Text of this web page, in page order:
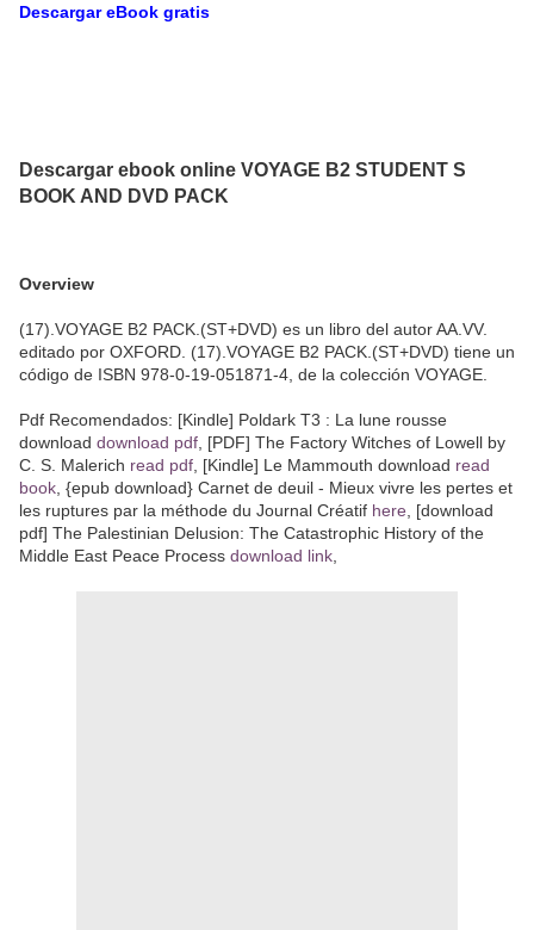
Descargar eBook gratis
Descargar ebook online VOYAGE B2 STUDENT S
BOOK AND DVD PACK
Overview
(17).VOYAGE B2 PACK.(ST+DVD) es un libro del autor AA.VV.
editado por OXFORD. (17).VOYAGE B2 PACK.(ST+DVD) tiene un
código de ISBN 978-0-19-051871-4, de la colección VOYAGE.
Pdf Recomendados: [Kindle] Poldark T3 : La lune rousse
download download pdf , [PDF] The Factory Witches of Lowell by
C. S. Malerich read pdf , [Kindle] Le Mammouth download read
book , {epub download} Carnet de deuil - Mieux vivre les pertes et
les ruptures par la méthode du Journal Créatif here , [download
pdf] The Palestinian Delusion: The Catastrophic History of the
Middle East Peace Process download link